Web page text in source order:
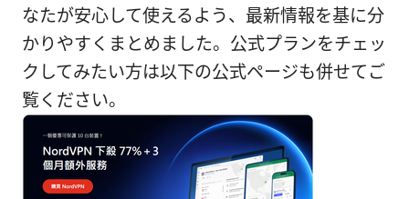
なたが安心して使えるよう、最新情報を基に分
かりやすくまとめました。公式プランをチェッ
クしてみたい方は以下の公式ページも併せてご
覧ください。